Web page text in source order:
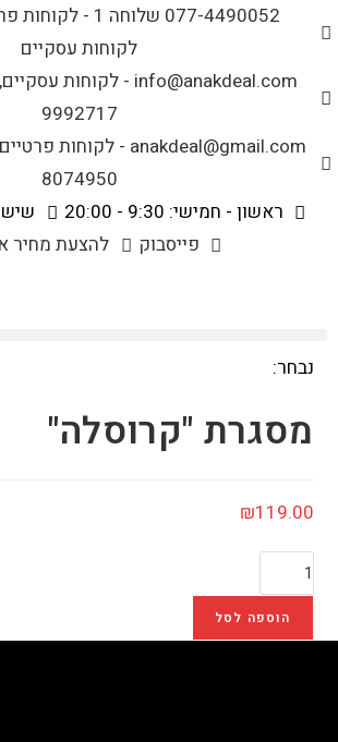
לקוחות עסקיים
9992717
8074950
ראשון - חמישי: 9:30 - 20:00
שישי: -
פייסבוק
להצעת מחיר
נבחר:
מסגרת "קרוסלה"
₪119.00
הוספה לסל